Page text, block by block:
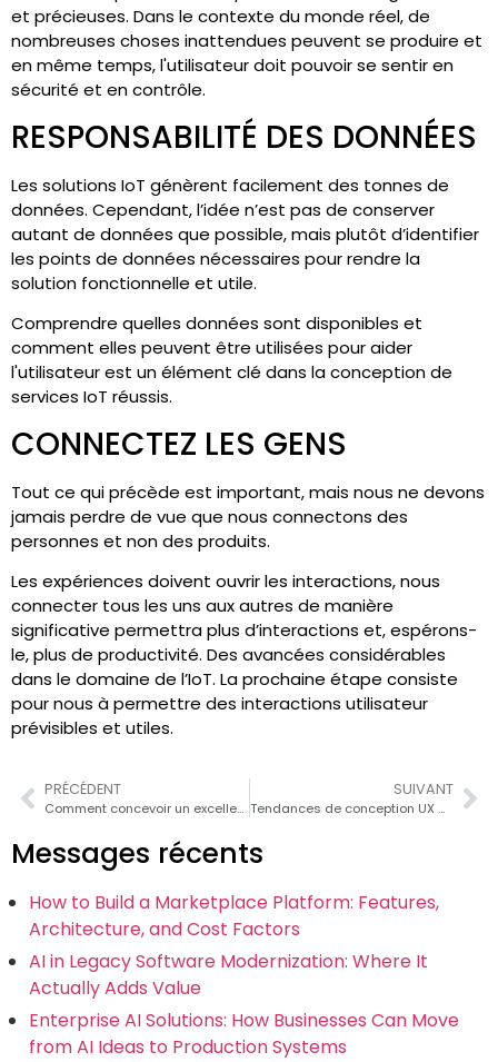
et précieuses. Dans le contexte du monde réel, de
nombreuses choses inattendues peuvent se produire et
en même temps, l'utilisateur doit pouvoir se sentir en
sécurité et en contrôle.
RESPONSABILITÉ DES DONNÉES
Les solutions IoT génèrent facilement des tonnes de
données. Cependant, l’idée n’est pas de conserver
autant de données que possible, mais plutôt d’identifier
les points de données nécessaires pour rendre la
solution fonctionnelle et utile.
Comprendre quelles données sont disponibles et
comment elles peuvent être utilisées pour aider
l'utilisateur est un élément clé dans la conception de
services IoT réussis.
CONNECTEZ LES GENS
Tout ce qui précède est important, mais nous ne devons
jamais perdre de vue que nous connectons des
personnes et non des produits.
Les expériences doivent ouvrir les interactions, nous
connecter tous les uns aux autres de manière
significative permettra plus d’interactions et, espérons-
le, plus de productivité. Des avancées considérables
dans le domaine de l’IoT. La prochaine étape consiste
pour nous à permettre des interactions utilisateur
prévisibles et utiles.
PRÉCÉDENT
Comment concevoir un excellent portail client en ligne
SUIVANT
Tendances de conception UX mobile prédominantes dans les applications mobiles
Messages récents
How to Build a Marketplace Platform: Features,
Architecture, and Cost Factors
AI in Legacy Software Modernization: Where It
Actually Adds Value
Enterprise AI Solutions: How Businesses Can Move
from AI Ideas to Production Systems